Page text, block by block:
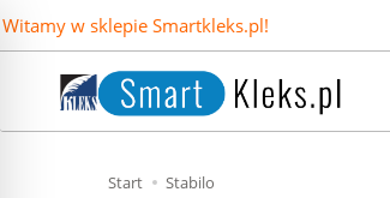
Witamy w sklepie Smartkleks.pl!
Start Stabilo